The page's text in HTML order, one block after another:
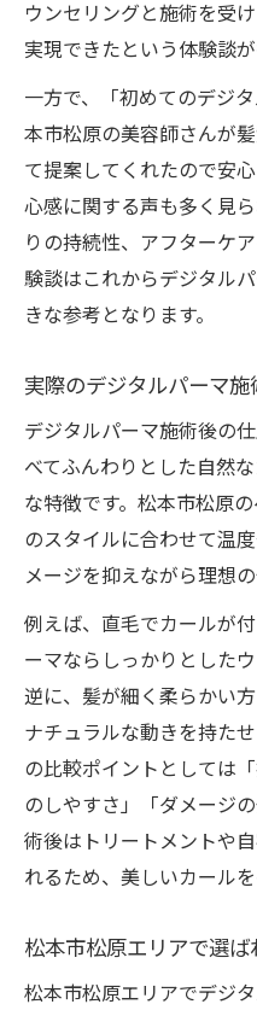
ウンセリングと施術を受
実現できたという体験談が
一方で、「初めてのデジ
本市松原の美容師さんが
て提案してくれたので安
心感に関する声も多く見
りの持続性、アフターケ
験談はこれからデジタル
きな参考となります。
実際のデジタルパーマ
デジタルパーマ施術後の
べてふんわりとした自然
な特徴です。松本市松原
のスタイルに合わせて温
メージを抑えながら理想
例えば、直毛でカールが
ーマならしっかりとした
逆に、髪が細く柔らかい
ナチュラルな動きを持た
の比較ポイントとしては
のしやすさ」「ダメージ
術後はトリートメントや
れるため、美しいカール
松本市松原エリアで選
松本市松原エリアでデジ